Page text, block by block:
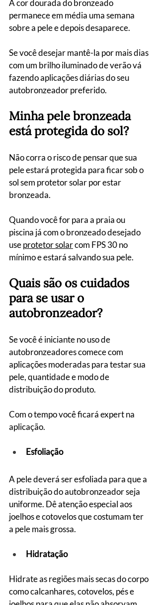
A cor dourada do bronzeado
permanece em média uma semana
sobre a pele e depois desaparece.
Se você desejar mantê-la por mais dias
com um brilho iluminado de verão vá
fazendo aplicações diárias do seu
autobronzeador preferido.
Minha pele bronzeada
está protegida do sol?
Não corra o risco de pensar que sua
pele estará protegida para ficar sob o
sol sem protetor solar por estar
bronzeada.
Quando você for para a praia ou
piscina já com o bronzeado desejado
use protetor solar com FPS 30 no
mínimo e estará salvando sua pele.
Quais são os cuidados
para se usar o
autobronzeador?
Se você é iniciante no uso de
autobronzeadores comece com
aplicações moderadas para testar sua
pele, quantidade e modo de
distribuição do produto.
Com o tempo você ficará expert na
aplicação.
Esfoliação
A pele deverá ser esfoliada para que a
distribuição do autobronzeador seja
uniforme. Dê atenção especial aos
joelhos e cotovelos que costumam ter
a pele mais grossa.
Hidratação
Hidrate as regiões mais secas do corpo
como calcanhares, cotovelos, pés e